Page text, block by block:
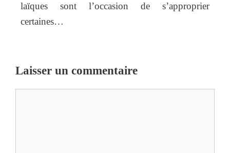
laïques sont l’occasion de s’approprier
certaines…
Laisser un commentaire